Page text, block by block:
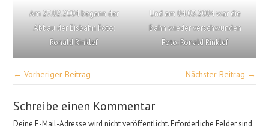
Am 27.02.2004 begann der
Abbau der Eisbahn Foto:
Ronald Rinklef
Und am 04.03.2004 war die
Bahn wieder verschwunden
Foto: Ronald Rinklef
← Vorheriger Beitrag Nächster Beitrag →
Schreibe einen Kommentar
Deine E-Mail-Adresse wird nicht veröffentlicht. Erforderliche Felder sind